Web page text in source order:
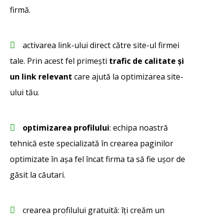
firmă.
activarea link-ului direct către site-ul firmei
tale. Prin acest fel primești trafic de calitate și
un link relevant care ajută la optimizarea site-
ului tău.
optimizarea profilului: echipa noastră
tehnică este specializată în crearea paginilor
optimizate în așa fel încat firma ta să fie ușor de
găsit la căutari.
crearea profilului gratuită: îți creăm un